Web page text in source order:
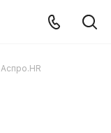
Аспро.HR